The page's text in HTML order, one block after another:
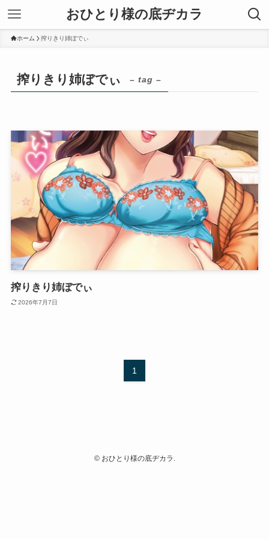
おひとり様の底ヂカラ
ホーム 搾りきり姉ぼでぃ
搾りきり姉ぼでぃ – tag –
搾りきり姉ぼでぃ
2026年7月7日
1
©おひとり様の底ヂカラ.